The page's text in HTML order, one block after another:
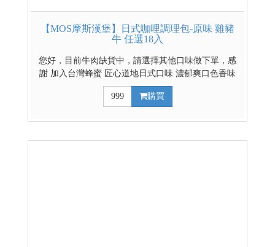
【MOS摩斯漢堡】日式咖哩調理包-原味 雞豬
牛 任選18入
您好，目前牛肉缺貨中，請選擇其他口味做下單，感
謝 加入台灣蜂蜜 匠心道地日式口味 濃郁爽口色香味
俱全 豐富的餡料超滿足 雞豬牛三種選擇 輕鬆煮出好
料理 日式辣味咖哩請點這裡 日式原味混搭辣味咖哩請
999 購買